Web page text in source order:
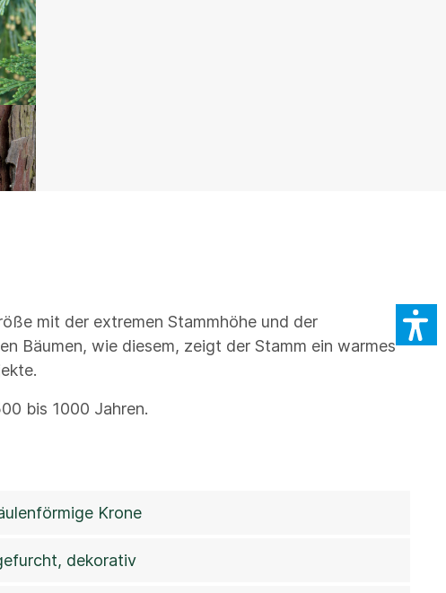
mit der extremen Stammhöhe und der
Bäumen, wie diesem, zeigt der Stamm ein warmes
bis 1000 Jahren.
Krone
dekorativ